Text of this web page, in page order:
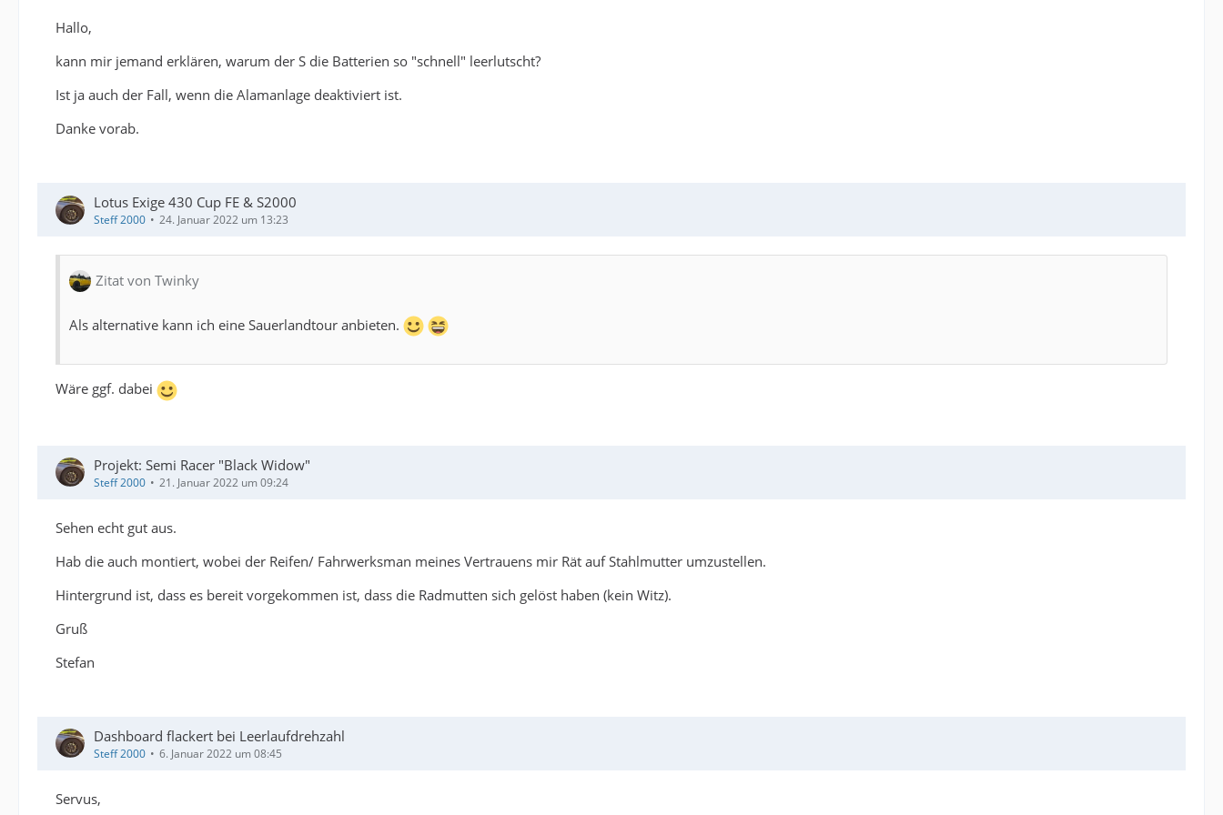
Hallo,
kann mir jemand erklären, warum der S die Batterien so "schnell" leerlutscht?
Ist ja auch der Fall, wenn die Alamanlage deaktiviert ist.
Danke vorab.
Lotus Exige 430 Cup FE & S2000
Steff 2000 24. Januar 2022 um 13:23
Zitat von Twinky
Als alternative kann ich eine Sauerlandtour anbieten.
Wäre ggf. dabei
Projekt: Semi Racer "Black Widow"
Steff 2000 21. Januar 2022 um 09:24
Sehen echt gut aus.
Hab die auch montiert, wobei der Reifen/ Fahrwerksman meines Vertrauens mir Rät auf Stahlmutter umzustellen.
Hintergrund ist, dass es bereit vorgekommen ist, dass die Radmutten sich gelöst haben (kein Witz).
Gruß
Stefan
Dashboard flackert bei Leerlaufdrehzahl
Steff 2000 6. Januar 2022 um 08:45
Servus,